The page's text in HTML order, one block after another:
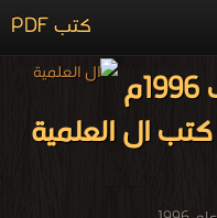
كتب PDF
اصدارات كتب 1996م
كتب ال العلمية